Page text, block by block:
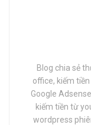
Blog chia sẻ
office, kiếm
Google
kiếm tiền từ
wordpress